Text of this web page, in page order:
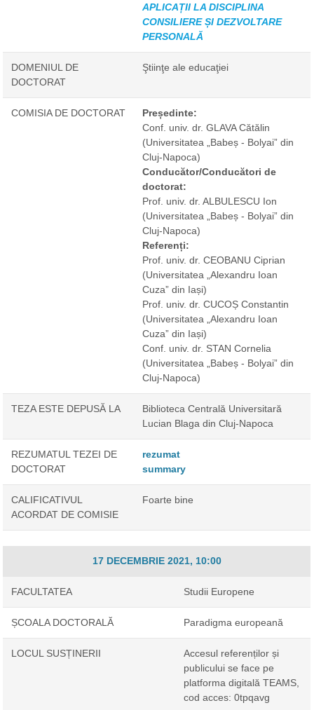
APLICAȚII LA DISCIPLINA
CONSILIERE ȘI DEZVOLTARE
PERSONALĂ
DOMENIUL DE
DOCTORAT
Ştiinţe ale educaţiei
COMISIA DE DOCTORAT
Președinte:
Conf. univ. dr. GLAVA Cătălin
(Universitatea „Babeș - Bolyai” din
Cluj-Napoca)
Conducător/Conducători de
doctorat:
Prof. univ. dr. ALBULESCU Ion
(Universitatea „Babeș - Bolyai” din
Cluj-Napoca)
Referenți:
Prof. univ. dr. CEOBANU Ciprian
(Universitatea „Alexandru Ioan
Cuza” din Iași)
Prof. univ. dr. CUCOȘ Constantin
(Universitatea „Alexandru Ioan
Cuza” din Iași)
Conf. univ. dr. STAN Cornelia
(Universitatea „Babeș - Bolyai” din
Cluj-Napoca)
TEZA ESTE DEPUSĂ LA
Biblioteca Centrală Universitară
Lucian Blaga din Cluj-Napoca
REZUMATUL TEZEI DE
DOCTORAT
rezumat
summary
CALIFICATIVUL
ACORDAT DE COMISIE
Foarte bine
17 DECEMBRIE 2021, 10:00
FACULTATEA Studii Europene
ȘCOALA DOCTORALĂ Paradigma europeană
LOCUL SUSȚINERII
Accesul referenților și
publicului se face pe
platforma digitală TEAMS,
cod acces: 0tpqavg